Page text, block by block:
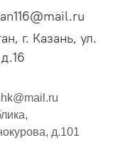
г. Казань, ул.
д.101